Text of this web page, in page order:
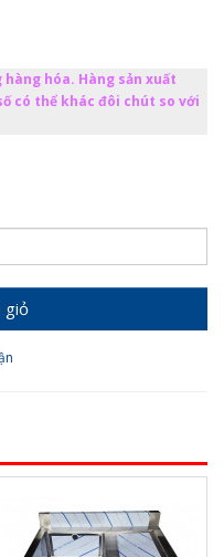
hóa. Hàng sản xuất
có thể khác đôi chút so với
giỏ